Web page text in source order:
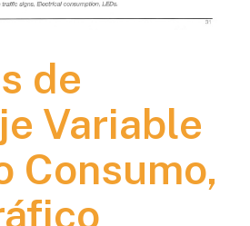
de
Variable
Consumo,